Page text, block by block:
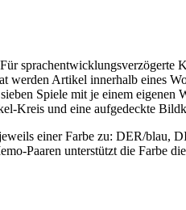
Artikel innerhalb eines
Spiele mit je einem
Kreis und eine aufgedeckte
einer Farbe zu: DER/blau,
Paaren unterstützt die Farbe